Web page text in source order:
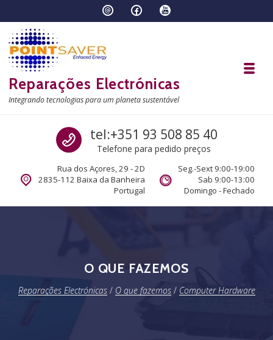
Reparações Electrónicas
Integrando tecnologias para um planeta sustentável
Call us
tel:+351 93 508 85 40
Telefone para pedido preços
Rua dos Açores, 29 - 2D
2835-112 Baixa da Banheira
Portugal
Seg.-Sext 9:00-19:00
Sab 9:00-13:00
Domingo - Fechado
O QUE FAZEMOS
Reparações Electrónicas/ O que fazemos/ Computer Hardware